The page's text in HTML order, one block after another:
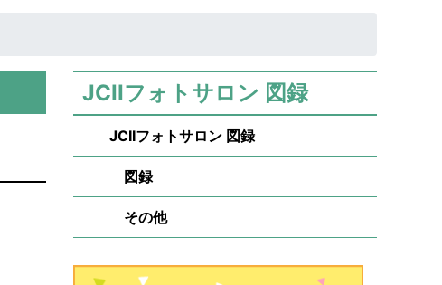
JCIIフォトサロン 図録
JCIIフォトサロン 図録
図録
その他